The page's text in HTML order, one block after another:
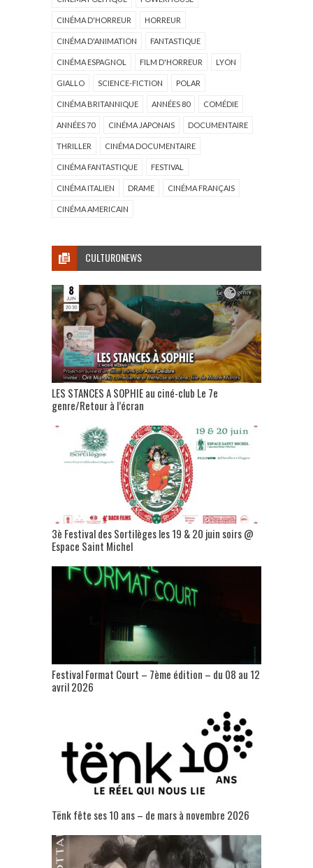
CINÉMA D'HORREUR HORREUR
CINÉMA D'ANIMATION FANTASTIQUE
CINÉMA ESPAGNOL FILM D'HORREUR LYON
GIALLO SCIENCE-FICTION POLAR
CINÉMA BRITANNIQUE ANNÉES 80 COMÉDIE
ANNÉES 70 CINÉMA JAPONAIS DOCUMENTAIRE
THRILLER CINÉMA DOCUMENTAIRE
CINÉMA FANTASTIQUE FESTIVAL
CINÉMA ITALIEN DRAME CINÉMA FRANÇAIS
CINÉMA AMERICAIN
CULTURONEWS
LES STANCES A SOPHIE au ciné-club Le 7e
genre/Retour à l’écran
3è Festival des Sortilèges les 19 & 20 juin soirs @
Espace Saint Michel
Festival Format Court – 7ème édition – du 08 au 12
avril 2026
Tënk fête ses 10 ans – de mars à novembre 2026